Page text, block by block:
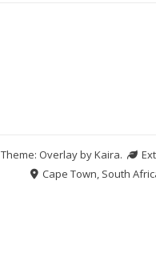
Theme: Overlay byKaira.
Cape Town, South